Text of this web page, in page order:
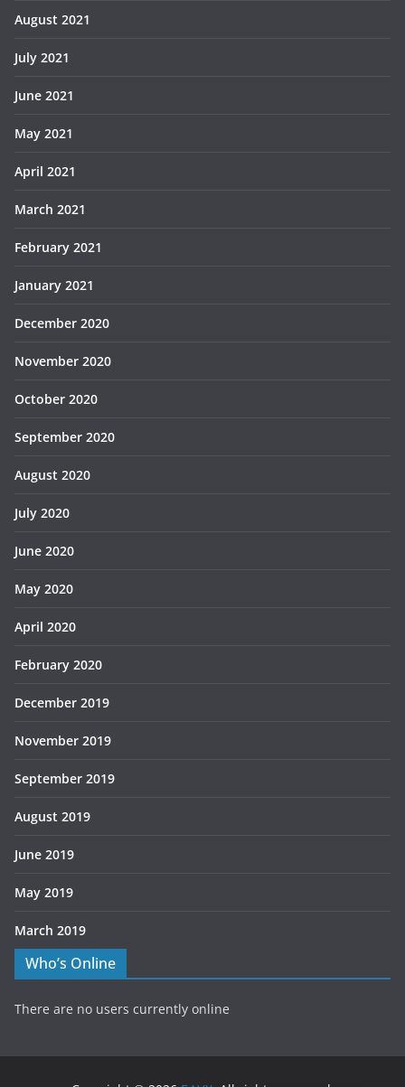
August 2021
July 2021
June 2021
May 2021
April 2021
March 2021
February 2021
January 2021
December 2020
November 2020
October 2020
September 2020
August 2020
July 2020
June 2020
May 2020
April 2020
February 2020
December 2019
November 2019
September 2019
August 2019
June 2019
May 2019
March 2019
Who’s Online
There are no users currently online